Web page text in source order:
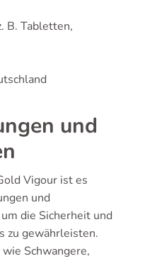
B. Tabletten,
und
Vigour ist es
und
die Sicherheit und
zu gewährleisten.
Schwangere,